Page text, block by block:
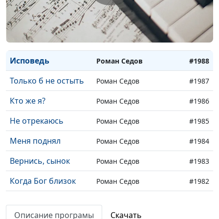
Я спасён Роман Седов
Не бойся, Я с тобою Роман Седов #1989
Исповедь Роман Седов #1988
Только б не остыть Роман Седов #1987
Кто же я? Роман Седов #1986
Не отрекаюсь Роман Седов #1985
Меня поднял Роман Седов #1984
Вернись, сынок Роман Седов #1983
Когда Бог близок Роман Седов #1982
Описание програмы Скачать